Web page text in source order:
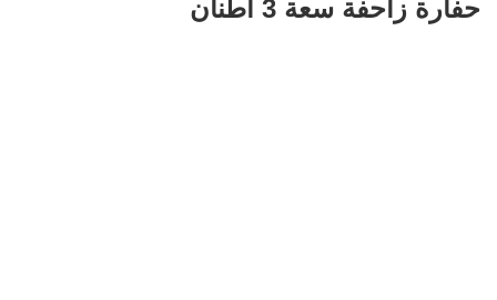
حفارة زاحفة سعة 3 أطنان